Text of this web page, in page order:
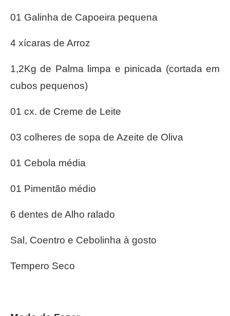
01 Galinha de Capoeira pequena
4 xícaras de Arroz
1,2Kg de Palma limpa e pinicada (cortada em
cubos pequenos)
01 cx. de Creme de Leite
03 colheres de sopa de Azeite de Oliva
01 Cebola média
01 Pimentão médio
6 dentes de Alho ralado
Sal, Coentro e Cebolinha à gosto
Tempero Seco